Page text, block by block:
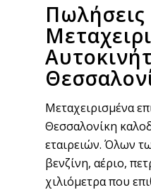
Πωλήσεις
Μεταχειρισμένα
Θεσσαλονίκη
εταιρειών. Όλων
βενζίνη, αέριο,
χιλιόμετρα που